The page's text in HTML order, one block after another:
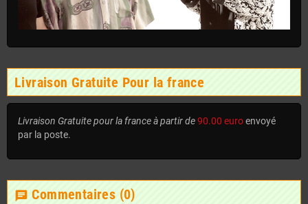
Livraison Gratuite Pour la france
Livraison Gratuite pour la france à partir de90.00 euroenvoyé
par la poste.
chat Commentaires (0)